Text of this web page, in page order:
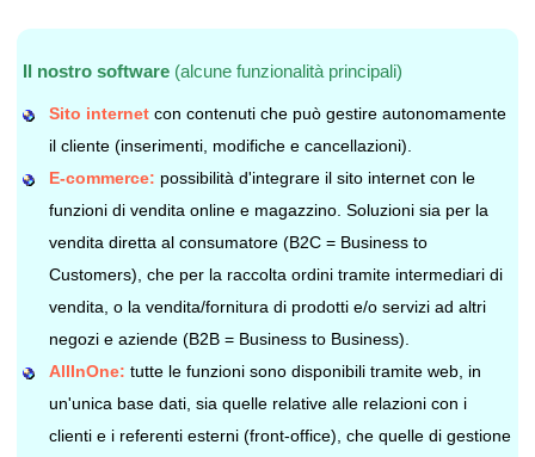
Il nostro software (alcune funzionalità principali)
Sito internetcon contenuti che può gestire autonomamente
il cliente (inserimenti, modifiche e cancellazioni).
E-commerce: possibilità d'integrare il sito internet con le
funzioni di vendita online e magazzino. Soluzioni sia per la
vendita diretta al consumatore (B2C = Business to
Customers), che per la raccolta ordini tramite intermediari di
vendita, o la vendita/fornitura di prodotti e/o servizi ad altri
negozi e aziende (B2B = Business to Business).
AllInOne: tutte le funzioni sono disponibili tramite web, in
un'unica base dati, sia quelle relative alle relazioni con i
clienti e i referenti esterni (front-office), che quelle di gestione